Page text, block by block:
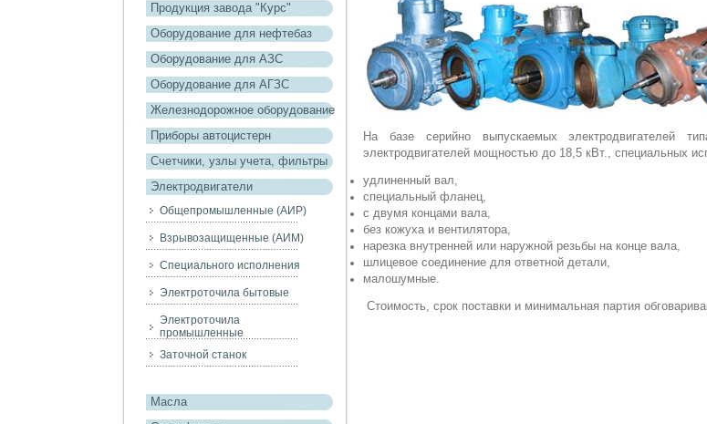
Продукция завода "Курс"
Оборудование для нефтебаз
Оборудование для АЗС
Оборудование для АГЗС
Железнодорожное оборудование
Приборы автоцистерн
Счетчики, узлы учета, фильтры
Электродвигатели
Общепромышленные (АИР)
Взрывозащищенные (АИМ)
Специального исполнения
Электроточила бытовые
Электроточила
промышленные
Заточной станок
Масла
На базе серийно выпускаемых электродвигателей
электродвигателей мощностью до 18,5 кВт., специальных
удлиненный вал,
специальный фланец,
с двумя концами вала,
без кожуха и вентилятора,
нарезка внутренней или наружной резьбы на конце вала,
шлицевое соединение для ответной детали,
малошумные.
Стоимость, срок поставки и минимальная партия